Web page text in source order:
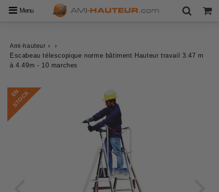
Menu
Ami-hauteur ›
›
Escabeau télescopique norme bâtiment Hauteur travail 3.47 m
à 4.49m - 10 marches
E
N
S
T
O
C
K